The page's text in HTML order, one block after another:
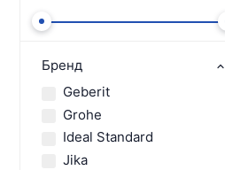
Бренд
Geberit
Grohe
Ideal Standard
Jika